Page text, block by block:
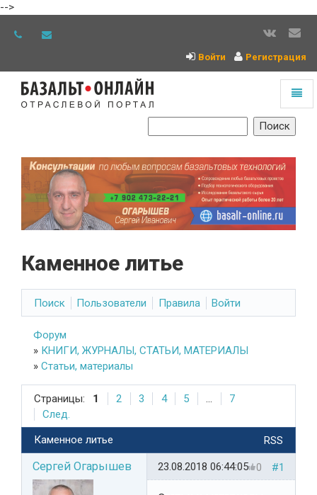
-->
Войти Регистрация
Каменное литье
Поиск Пользователи Правила Войти
Форум
» КНИГИ, ЖУРНАЛЫ, СТАТЬИ, МАТЕРИАЛЫ
» Статьи, материалы
Страницы: 1 2 3 4 5 ...
7
След.
RSS
Каменное литье
Сергей Огарышев #1
0
23.08.2018 06:44:05